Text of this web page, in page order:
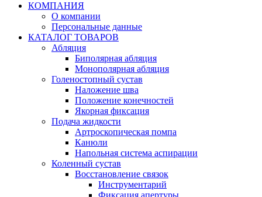
КОМПАНИЯ
О компании
Персональные данные
КАТАЛОГ ТОВАРОВ
Абляция
Биполярная абляция
Монополярная абляция
Голеностопный сустав
Наложение шва
Положение конечностей
Якорная фиксация
Подача жидкости
Артроскопическая помпа
Канюли
Напольная система аспирации
Коленный сустав
Восстановление связок
Инструментарий
Фиксация апертуры